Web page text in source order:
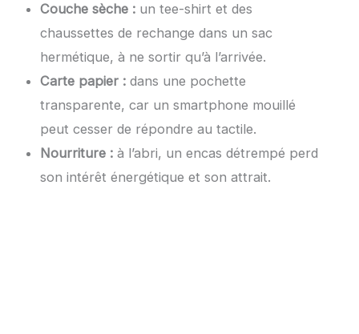
Couche sèche : un tee-shirt et des
chaussettes de rechange dans un sac
hermétique, à ne sortir qu’à l’arrivée.
Carte papier : dans une pochette
transparente, car un smartphone mouillé
peut cesser de répondre au tactile.
Nourriture : à l’abri, un encas détrempé perd
son intérêt énergétique et son attrait.